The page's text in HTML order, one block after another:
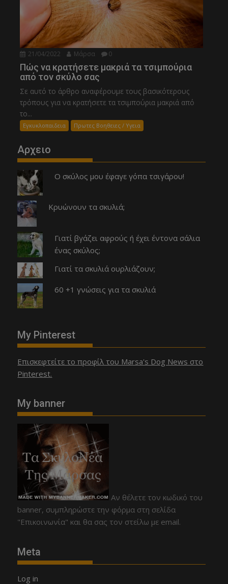
21/04/2022 Μάρσα 0
Πώς να κρατήσετε μακριά τα τσιμπούρια
από τον σκύλο σας
Σε αυτό το άρθρο αναφέρουμε τους βασικότερους
τρόπους για να κρατήσετε τα τσιμπούρια μακριά από
το...
Εγκυκλοπαιδεια Πρωτες Βοηθειες / Υγεια
Αρχειο
Ο σκύλος μου έφαγε γόπα τσιγάρου!
Κρυώνουν τα σκυλιά;
Γιατί βγάζει αφρούς ή έχει έντονα σάλια
ένας σκύλος;
Γιατί τα σκυλιά ουρλιάζουν;
60 +1 γνώσεις για τα σκυλιά
My Pinterest
Επισκεφτείτε το προφίλ του Marsa's Dog News στο
Pinterest.
My banner
Αν θέλετε τον κωδικό του
banner, συμπληρώστε την φόρμα στη σελίδα
"Επικοινωνία" και θα σας τον στείλω με email.
Meta
Log in